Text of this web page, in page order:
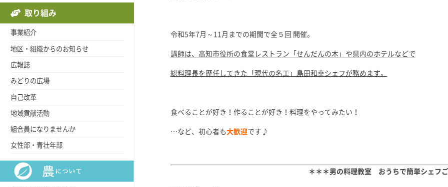
令和5年7月～11月までの期間で全５回 開催。
講師は、高知市役所の食堂レストラン「せんだんの木」や県内のホテルなどで
総料理長を歴任してきた「現代の名工」島田和幸シェフが務めます。
食べることが好き！作ることが好き！料理をやってみたい！
…など、初心者も大歓迎です♪
＊＊＊男の料理教室 おうちで簡単シェフ
取り組み
事業紹介
地区・組織からのお知らせ
広報誌
みどりの広場
自己改革
地域貢献活動
組合員になりませんか
女性部・青壮年部